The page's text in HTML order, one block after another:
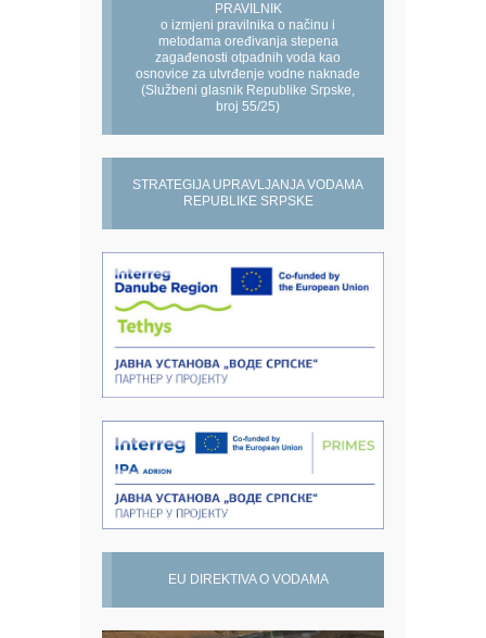
PRAVILNIK
o izmjeni pravilnika o načinu i
metodama oređivanja stepena
zagađenosti otpadnih voda kao
osnovice za utvrđenje vodne naknade
(Službeni glasnik Republike Srpske,
broj 55/25)
STRATEGIJA UPRAVLJANJA VODAMA
REPUBLIKE SRPSKE
EU DIREKTIVA O VODAMA